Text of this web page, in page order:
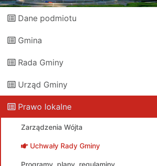
Dane podmiotu
Gmina
Rada Gminy
Urząd Gminy
Prawo lokalne
Zarządzenia Wójta
Uchwały Rady Gminy
Programy, plany, regulaminy